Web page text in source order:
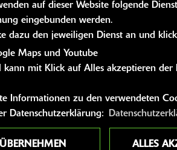
10:00 - 13:00 und 14:00 -
10:00 - 13:00 und 14:00 -
10:00 - 13:00
geschlossen
der gesetzlichen Öffnungszeiten
keine Beratung, keine Probefahrten.
auf dieser Website folgende
eingebunden werden.
dazu den jeweiligen Dienst an und
Maps und Youtube
kann mit Klick auf Alles akzeptieren
Informationen zu den verwendeten
Datenschutzerklärung:
ÜBERNEHMEN ALLES